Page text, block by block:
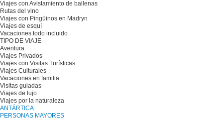
Viajes con Avistamiento de ballenas
Rutas del vino
Viajes con Pingüinos en Madryn
Viajes de esquí
Vacaciones todo incluido
TIPO DE VIAJE
Aventura
Viajes Privados
Viajes con Visitas Turísticas
Viajes Culturales
Vacaciones en familia
Visitas guiadas
Viajes de lujo
Viajes por la naturaleza
ANTÁRTICA
PERSONAS MAYORES